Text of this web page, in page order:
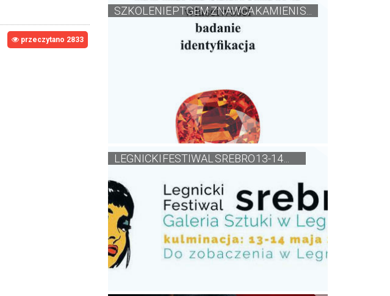
przeczytano 2833
SZKOLENIE PTGEM ZNAWCA KAMIENI S...
LEGNICKI FESTIWAL SREBRO 13-14 ...